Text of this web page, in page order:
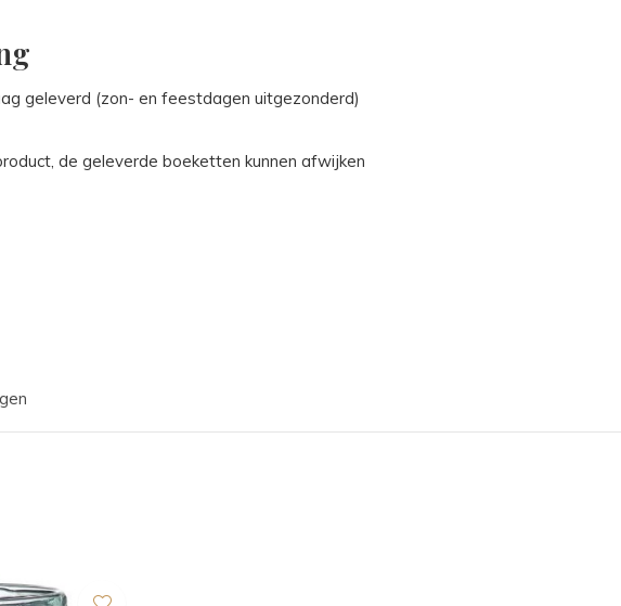
geleverd (zon- en feestdagen uitgezonderd)
de geleverde boeketten kunnen afwijken